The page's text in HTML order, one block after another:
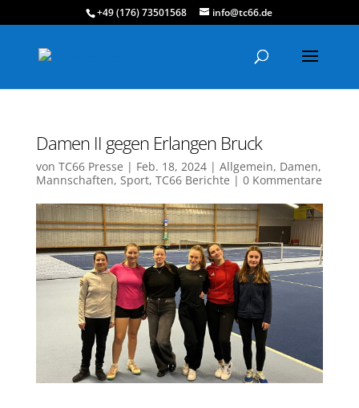
+49 (176) 73501568 info@tc66.de
Damen II gegen Erlangen Bruck
von TC66 Presse | Feb. 18, 2024| Allgemein, Damen,
Mannschaften, Sport, TC66 Berichte | 0 Kommentare